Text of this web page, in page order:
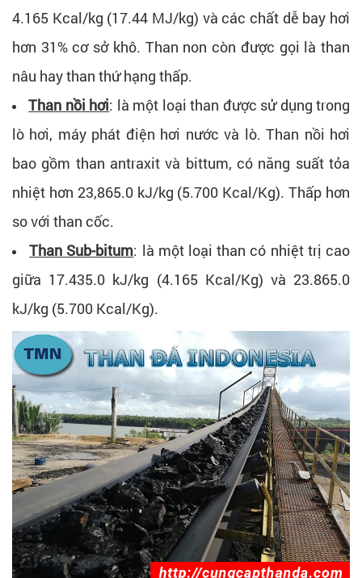
4.165 Kcal/kg (17.44 MJ/kg) và các chất dễ bay hơi
hơn 31% cơ sở khô. Than non còn được gọi là than
nâu hay than thứ hạng thấp.
Than nồi hơi: là một loại than được sử dụng trong
lò hơi, máy phát điện hơi nước và lò. Than nồi hơi
bao gồm than antraxit và bittum, có năng suất tỏa
nhiệt hơn 23,865.0 kJ/kg (5.700 Kcal/Kg). Thấp hơn
so với than cốc.
Than Sub-bitum: là một loại than có nhiệt trị cao
giữa 17.435.0 kJ/kg (4.165 Kcal/Kg) và 23.865.0
kJ/kg (5.700 Kcal/Kg).